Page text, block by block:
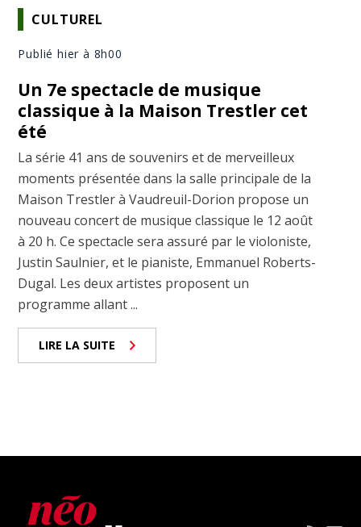
CULTUREL
Publié hier à 8h00
Un 7e spectacle de musique
classique à la Maison Trestler cet
été
La série 41 ans de souvenirs et de merveilleux
moments présentée dans la salle principale de la
Maison Trestler à Vaudreuil-Dorion propose un
nouveau concert de musique classique le 12 août
à 20 h. Ce spectacle sera assuré par le violoniste,
Justin Saulnier, et le pianiste, Emmanuel Roberts-
Dugal. Les deux artistes proposent un
programme allant ...
LIRE LA SUITE